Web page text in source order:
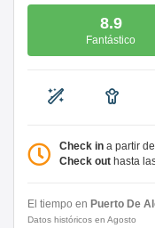
8.9
Fantástico
Check in a partir
Check out hasta
El tiempo en Puerto De
Datos históricos en Agosto